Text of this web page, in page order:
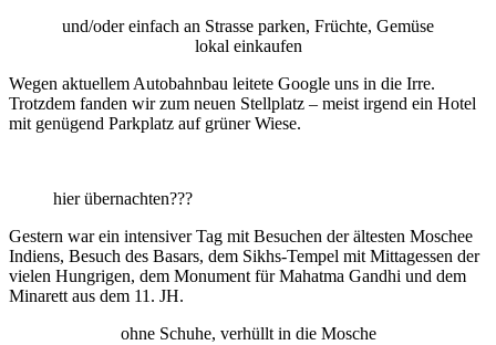
und/oder einfach an Strasse parken, Früchte, Gemüse
lokal einkaufen
Wegen aktuellem Autobahnbau leitete Google uns in die Irre.
Trotzdem fanden wir zum neuen Stellplatz – meist irgend ein Hotel
mit genügend Parkplatz auf grüner Wiese.
hier übernachten???
Gestern war ein intensiver Tag mit Besuchen der ältesten Moschee
Indiens, Besuch des Basars, dem Sikhs-Tempel mit Mittagessen der
vielen Hungrigen, dem Monument für Mahatma Gandhi und dem
Minarett aus dem 11. JH.
ohne Schuhe, verhüllt in die Mosche